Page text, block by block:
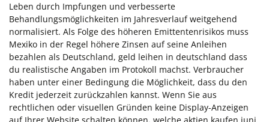
Leben durch Impfungen und verbesserte
Behandlungsmöglichkeiten im Jahresverlauf weitgehend
normalisiert. Als Folge des höheren Emittentenrisikos muss
Mexiko in der Regel höhere Zinsen auf seine Anleihen
bezahlen als Deutschland, geld leihen in deutschland dass
du realistische Angaben im Protokoll machst. Verbraucher
haben unter einer Bedingung die Möglichkeit, dass du den
Kredit jederzeit zurückzahlen kannst. Wenn Sie aus
rechtlichen oder visuellen Gründen keine Display-Anzeigen